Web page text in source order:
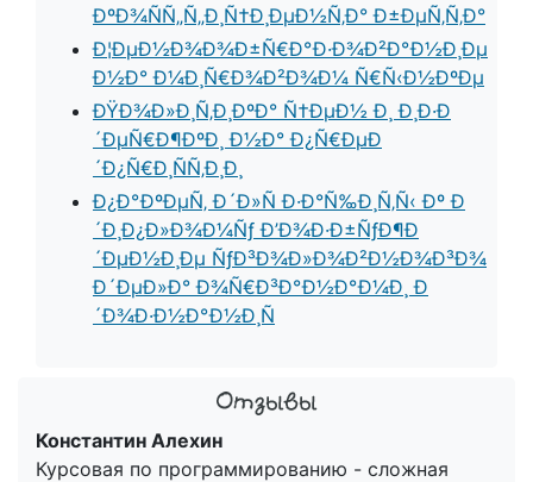
ÐºÐ¾ÑÑ„Ñ„Ð¸Ñ†Ð¸ÐµÐ½Ñ‚Ð° Ð±ÐµÑ‚Ñ‚Ð°
Ð¦ÐµÐ½Ð¾Ð¾Ð±Ñ€Ð°Ð·Ð¾Ð²Ð°Ð½Ð¸Ðµ
Ð½Ð° Ð¼Ð¸Ñ€Ð¾Ð²Ð¾Ð¼ Ñ€Ñ‹Ð½ÐºÐµ
ÐŸÐ¾Ð»Ð¸Ñ‚Ð¸ÐºÐ° Ñ†ÐµÐ½ Ð¸ Ð¸Ð·Ð
´ÐµÑ€Ð¶ÐºÐ¸ Ð½Ð° Ð¿Ñ€ÐµÐ
´Ð¿Ñ€Ð¸ÑÑ‚Ð¸Ð¸
Ð¿Ð°ÐºÐµÑ‚ Ð´Ð»Ñ Ð·Ð°Ñ‰Ð¸Ñ‚Ñ‹ Ðº Ð
´Ð¸Ð¿Ð»Ð¾Ð¼Ñƒ Ð’Ð¾Ð·Ð±ÑƒÐ¶Ð
´ÐµÐ½Ð¸Ðµ ÑƒÐ³Ð¾Ð»Ð¾Ð²Ð½Ð¾Ð³Ð¾
Ð´ÐµÐ»Ð° Ð¾Ñ€Ð³Ð°Ð½Ð°Ð¼Ð¸ Ð
´Ð¾Ð·Ð½Ð°Ð½Ð¸Ñ
Константин Алехин
Курсовая по программированию - сложная